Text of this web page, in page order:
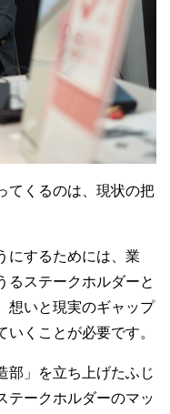
てくるのは、現状の把
にするためには、業
るステークホルダーと
想いと現実のギャップ
くことが必要です。
部」を立ち上げたふじ
テークホルダーのマッ